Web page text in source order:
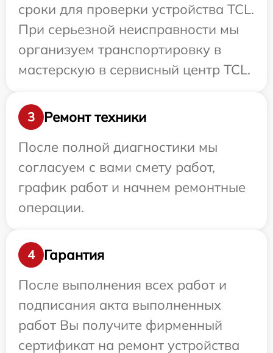
сроки для проверки устройства TCL.
При серьезной неисправности мы
организуем транспортировку в
мастерскую в сервисный центр TCL.
3
Ремонт техники
После полной диагностики мы
согласуем с вами смету работ,
график работ и начнем ремонтные
операции.
4
Гарантия
После выполнения всех работ и
подписания акта выполненных
работ Вы получите фирменный
сертификат на ремонт устройства